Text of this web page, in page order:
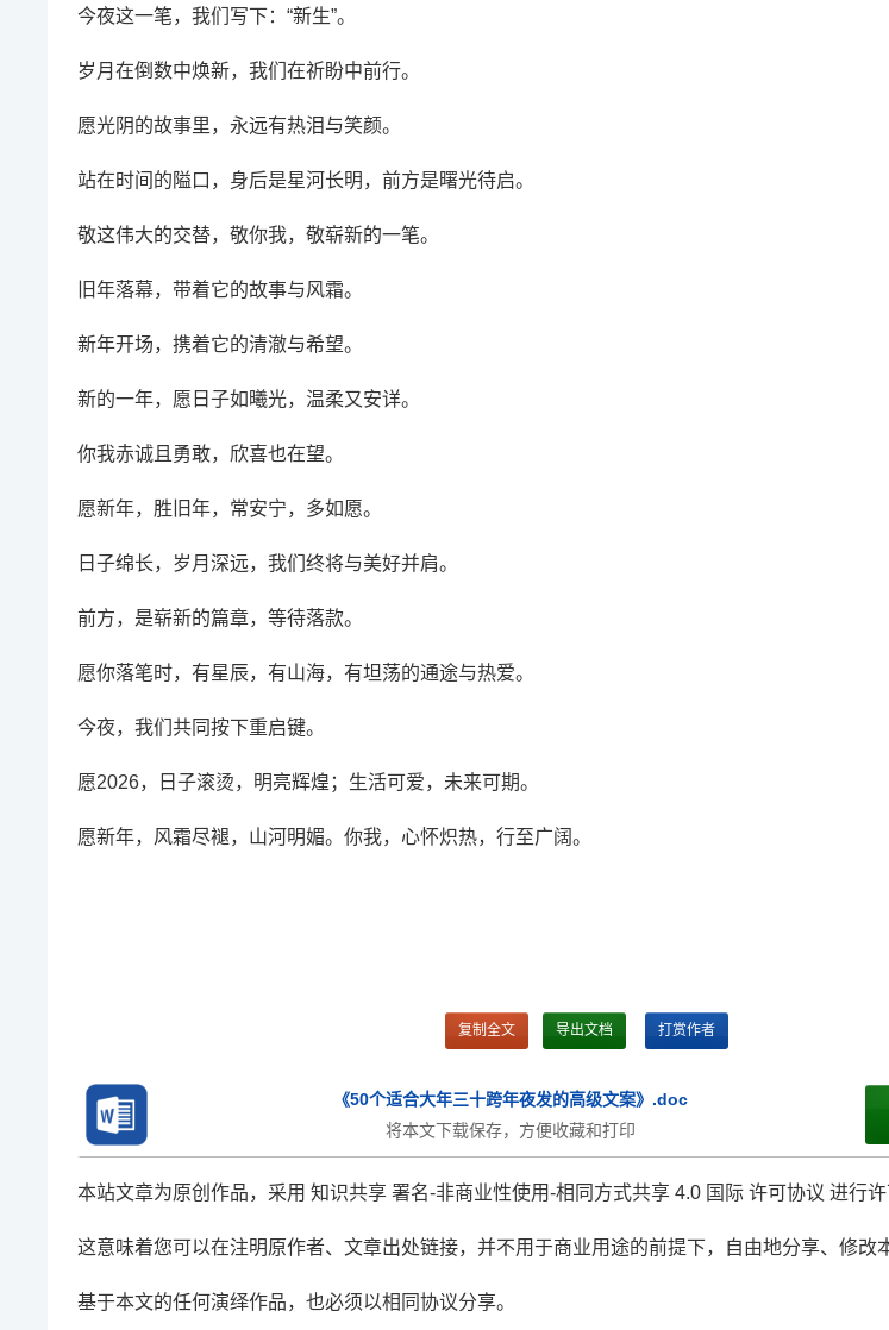
今夜这一笔，我们写下：“新生”。
岁月在倒数中焕新，我们在祈盼中前行。
愿光阴的故事里，永远有热泪与笑颜。
站在时间的隘口，身后是星河长明，前方是曙光待启。
敬这伟大的交替，敬你我，敬崭新的一笔。
旧年落幕，带着它的故事与风霜。
新年开场，携着它的清澈与希望。
新的一年，愿日子如曦光，温柔又安详。
你我赤诚且勇敢，欣喜也在望。
愿新年，胜旧年，常安宁，多如愿。
日子绵长，岁月深远，我们终将与美好并肩。
前方，是崭新的篇章，等待落款。
愿你落笔时，有星辰，有山海，有坦荡的通途与热爱。
今夜，我们共同按下重启键。
愿2026，日子滚烫，明亮辉煌；生活可爱，未来可期。
愿新年，风霜尽褪，山河明媚。你我，心怀炽热，行至广阔。
复制全文 导出文档 打赏作者
《50个适合大年三十跨年夜发的高级文案》.doc
将本文下载保存，方便收藏和打印
本站文章为原创作品，采用 知识共享 署名-非商业性使用-相同方式共享 4.0 国际 许可协议 进行许
这意味着您可以在注明原作者、文章出处链接，并不用于商业用途的前提下，自由地分享、修改
基于本文的任何演绎作品，也必须以相同协议分享。